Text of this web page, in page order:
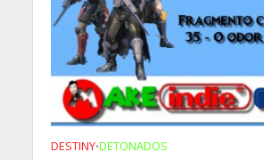
DESTINY•DETONADOS